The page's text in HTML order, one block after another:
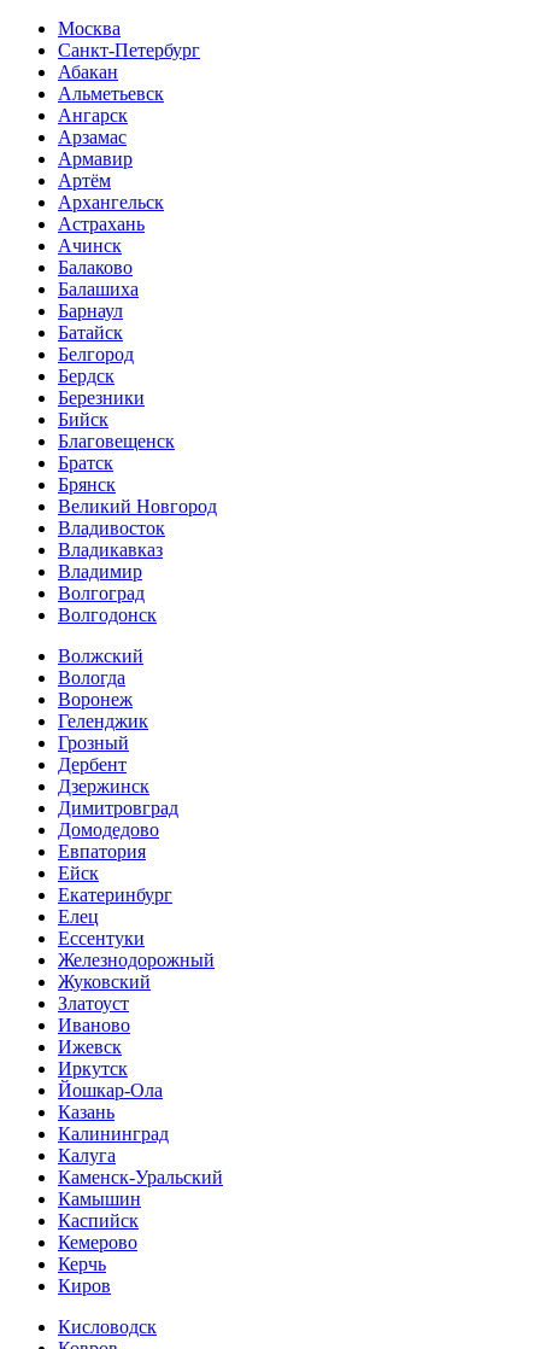
Москва
Санкт-Петербург
Абакан
Альметьевск
Ангарск
Арзамас
Армавир
Артём
Архангельск
Астрахань
Ачинск
Балаково
Балашиха
Барнаул
Батайск
Белгород
Бердск
Березники
Бийск
Благовещенск
Братск
Брянск
Великий Новгород
Владивосток
Владикавказ
Владимир
Волгоград
Волгодонск
Волжский
Вологда
Воронеж
Геленджик
Грозный
Дербент
Дзержинск
Димитровград
Домодедово
Евпатория
Ейск
Екатеринбург
Елец
Ессентуки
Железнодорожный
Жуковский
Златоуст
Иваново
Ижевск
Иркутск
Йошкар-Ола
Казань
Калининград
Калуга
Каменск-Уральский
Камышин
Каспийск
Кемерово
Керчь
Киров
Кисловодск